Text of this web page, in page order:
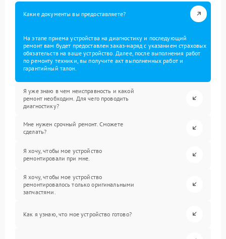
Какие документы вы предоставляете?
На этапе приема устройства на диагностику и последующий
ремонт вам будет предоставлен заказ-наряд с указанием страховых
обязательств на ваше устройство. Далее, после выполнения работ
по ремонту техники, вы получите акт выполненных работ и
гарантийный талон.
Я уже знаю в чем неисправность и какой
ремонт необходим. Для чего проводить
диагностику?
Мне нужен срочный ремонт. Сможете
сделать?
Я хочу, чтобы мое устройство
ремонтировали при мне.
Я хочу, чтобы мое устройство
ремонтировалось только оригинальными
запчастями.
Как я узнаю, что мое устройство готово?